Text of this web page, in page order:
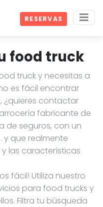
RESERVAS
food truck
truck y necesitas a
es fácil encontrar
¿quieres contactar
fabricante de
de seguros, con un
y que realmente
las características
fácil! Utiliza nuestro
para food trucks y
Filtra tu búsqueda